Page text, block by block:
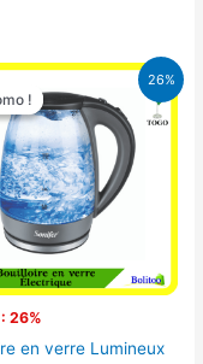
26%
!
26%
!
en verre Lumineux
Le
prix
initial
16.900 CFA.
Le
prix
actuel
est :
12.500 CFA.